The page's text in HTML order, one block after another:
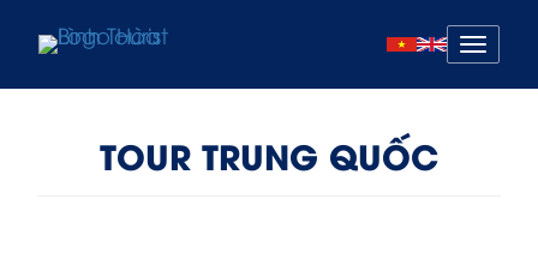
Mở
menu
TOUR TRUNG QUỐC